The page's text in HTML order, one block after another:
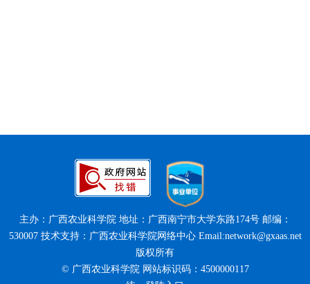
主办：广西农业科学院 地址：广西南宁市大学东路174号 邮编：
530007 技术支持：广西农业科学院网络中心 Email:network@gxaas.net
版权所有
© 广西农业科学院 网站标识码：4500000117